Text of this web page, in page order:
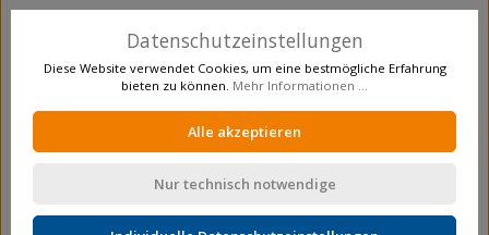
Produktgalerie überspringen
CrosselingDatenschutzeinstellungen
Diese Website verwendet Cookies, um eine bestmögliche Erfahrung
bieten zu können. Mehr Informationen ...
Alle akzeptieren
Nur technisch notwendige